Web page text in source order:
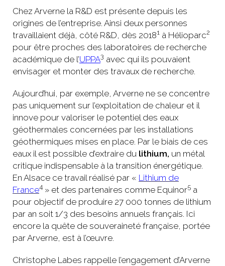
Chez Arverne la R&D est présente depuis les
origines de l’entreprise. Ainsi deux personnes
travaillaient déjà, côté R&D, dès 20181 à Hélioparc2
pour être proches des laboratoires de recherche
académique de l’UPPA3 avec qui ils pouvaient
envisager et monter des travaux de recherche.
Aujourd’hui, par exemple, Arverne ne se concentre
pas uniquement sur l’exploitation de chaleur et il
innove pour valoriser le potentiel des eaux
géothermales concernées par les installations
géothermiques mises en place. Par le biais de ces
eaux il est possible d’extraire du lithium, un métal
critique indispensable à la transition énergétique.
En Alsace ce travail réalisé par « Lithium de
France4 » et des partenaires comme Equinor5 a
pour objectif de produire 27 000 tonnes de lithium
par an soit 1/3 des besoins annuels français. Ici
encore la quête de souveraineté française, portée
par Arverne, est à l’œuvre.
Christophe Labes rappelle l’engagement d’Arverne